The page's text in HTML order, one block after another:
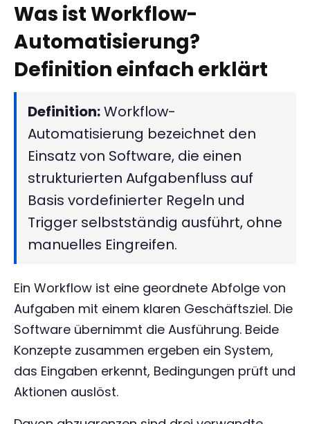
Was ist Workflow-
Automatisierung?
Definition einfach erklärt
Definition:Workflow-
Automatisierung bezeichnet den
Einsatz von Software, die einen
strukturierten Aufgabenfluss auf
Basis vordefinierter Regeln und
Trigger selbstständig ausführt, ohne
manuelles Eingreifen.
Ein Workflow ist eine geordnete Abfolge von
Aufgaben mit einem klaren Geschäftsziel. Die
Software übernimmt die Ausführung. Beide
Konzepte zusammen ergeben ein System,
das Eingaben erkennt, Bedingungen prüft und
Aktionen auslöst.